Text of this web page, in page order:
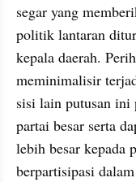
segar yang
politik lantaran
kepala daerah.
meminimalisir
sisi lain putusan ini
partai besar serta
lebih besar kepada
berpartisipasi